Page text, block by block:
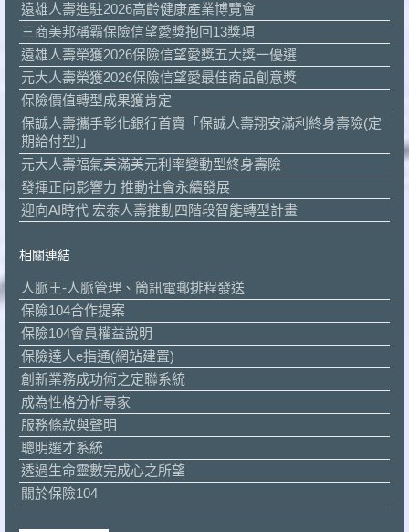
遠雄人壽進駐2026高齡健康產業博覽會
三商美邦稱霸保險信望愛獎抱回13獎項
遠雄人壽榮獲2026保險信望愛獎五大獎一優選
元大人壽榮獲2026保險信望愛最佳商品創意獎
保險價值轉型成果獲肯定
保誠人壽攜手彰化銀行首賣「保誠人壽翔安滿利終身壽險(定
期給付型)」
元大人壽福氣美滿美元利率變動型終身壽險
發揮正向影響力 推動社會永續發展
迎向AI時代 宏泰人壽推動四階段智能轉型計畫
相關連結
人脈王-人脈管理、簡訊電郵排程發送
保險104合作提案
保險104會員權益說明
保險達人e指通(網站建置)
創新業務成功術之定聯系統
成為性格分析專家
服務條款與聲明
聰明選才系統
透過生命靈數完成心之所望
關於保險104